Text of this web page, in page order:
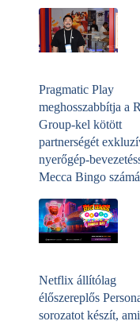
Pragmatic Play
meghosszabbítja a
Group-kel kötött
partnerségét
nyerőgép-
Mecca Bingo
Netflix állítólag
élőszereplős
sorozatot készít,